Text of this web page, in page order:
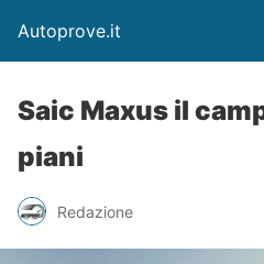
Autoprove.it
Saic Maxus il
piani
Redazione